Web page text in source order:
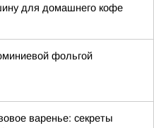
для домашнего кофе
фольгой
варенье: секреты